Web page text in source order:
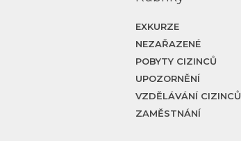
EXKURZE
NEZAŘAZENÉ
POBYTY CIZINCŮ
UPOZORNĚNÍ
VZDĚLÁVÁNÍ CIZINCŮ
ZAMĚSTNÁNÍ